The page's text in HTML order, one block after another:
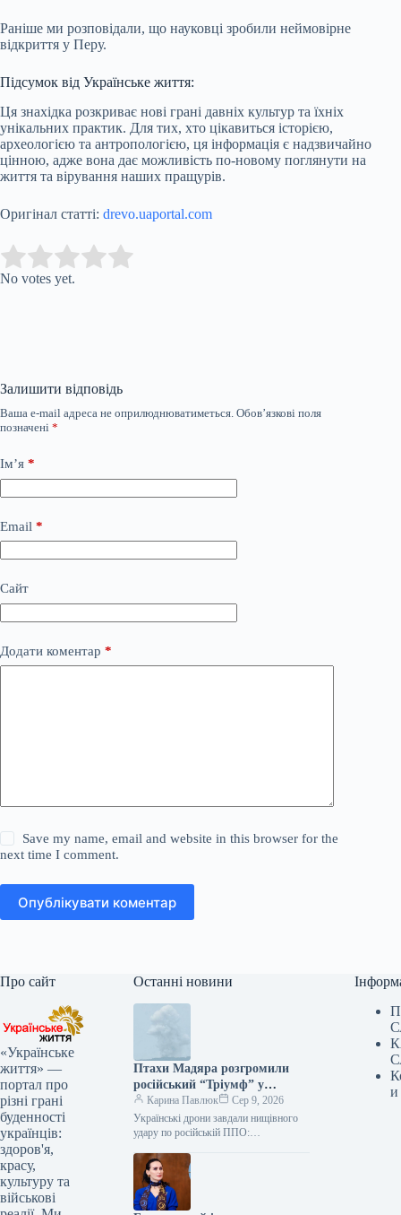
Раніше ми розповідали, що науковці зробили неймовірне
відкриття у Перу.
Підсумок від Українське життя:
Ця знахідка розкриває нові грані давніх культур та їхніх
унікальних практик. Для тих, хто цікавиться історією,
археологією та антропологією, ця інформація є надзвичайно
цінною, адже вона дає можливість по-новому поглянути на
життя та вірування наших пращурів.
Оригінал статті: drevo.uaportal.com
Rate this item:
No votes yet.
Залишити відповідь
Ваша e-mail адреса не оприлюднюватиметься. Обов’язкові поля
позначені *
Ім’я *
Email *
Сайт
Додати коментар *
Save my name, email and website in this browser for the
next time I comment.
Опублікувати коментар
Про сайт
«Українське
життя» —
портал про
різні грані
буденності
українців:
здоров'я,
красу,
культуру та
військові
Останні новини
Птахи Мадяра розгромили
російський “Тріумф” у
Геленджику
Карина Павлюк
Сер 9, 2026
Українські дрони завдали нищівного
удару по російській ППО:
чотири інші об’єкти Українські
захисники завдали потужного…
и